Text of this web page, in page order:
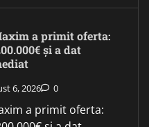
a primit oferta:
și a dat
6, 2026 0
a primit oferta: